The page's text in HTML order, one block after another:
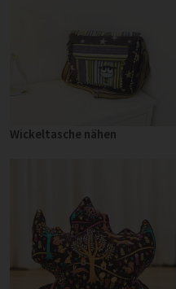
Wickeltasche nähen